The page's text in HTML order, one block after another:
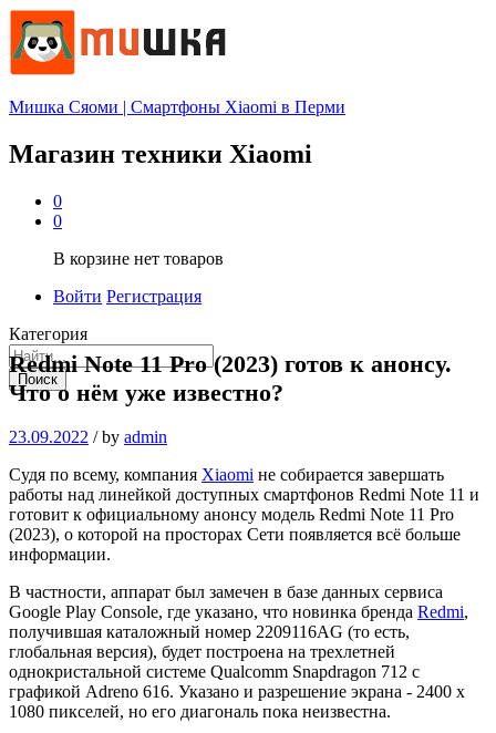
Мишка Сяоми | Смартфоны Xiaomi в Перми
Магазин техники Xiaomi
0
0
В корзине нет товаров
Войти Регистрация
Категория
Поиск
Redmi Note 11 Pro (2023) готов к анонсу.
Что о нём уже известно?
23.09.2022 /by admin
Судя по всему, компания Xiaomi не собирается завершать
работы над линейкой доступных смартфонов Redmi Note 11 и
готовит к официальному анонсу модель Redmi Note 11 Pro
(2023), о которой на просторах Сети появляется всё больше
информации.
В частности, аппарат был замечен в базе данных сервиса
Google Play Console, где указано, что новинка бренда Redmi,
получившая каталожный номер 2209116AG (то есть,
глобальная версия), будет построена на трехлетней
однокристальной системе Qualcomm Snapdragon 712 с
графикой Adreno 616. Указано и разрешение экрана - 2400 x
1080 пикселей, но его диагональ пока неизвестна.